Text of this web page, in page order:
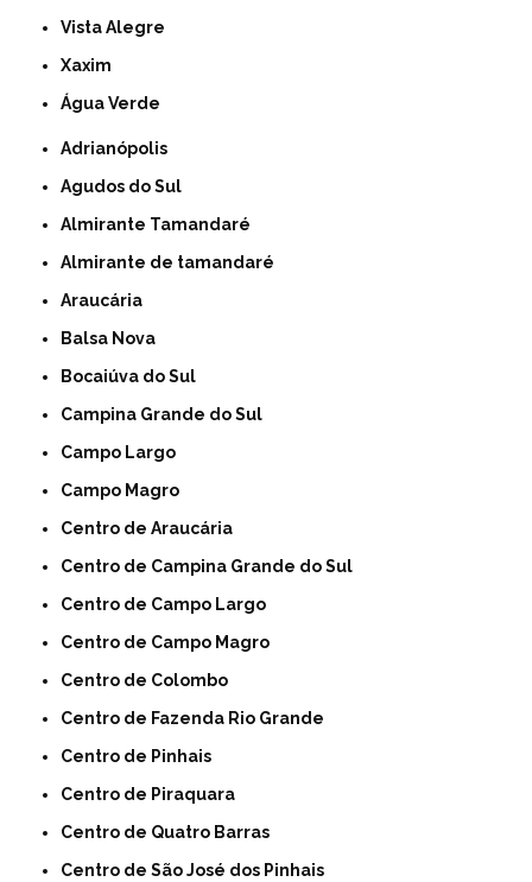
Vista Alegre
Xaxim
Água Verde
Adrianópolis
Agudos do Sul
Almirante Tamandaré
Almirante de tamandaré
Araucária
Balsa Nova
Bocaiúva do Sul
Campina Grande do Sul
Campo Largo
Campo Magro
Centro de Araucária
Centro de Campina Grande do Sul
Centro de Campo Largo
Centro de Campo Magro
Centro de Colombo
Centro de Fazenda Rio Grande
Centro de Pinhais
Centro de Piraquara
Centro de Quatro Barras
Centro de São José dos Pinhais